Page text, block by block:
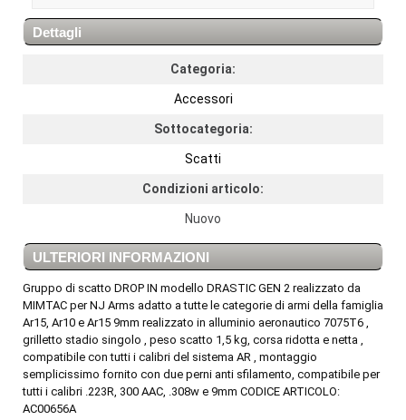
Dettagli
Categoria:
Accessori
Sottocategoria:
Scatti
Condizioni articolo:
Nuovo
ULTERIORI INFORMAZIONI
Gruppo di scatto DROP IN modello DRASTIC GEN 2 realizzato da
MIMTAC per NJ Arms adatto a tutte le categorie di armi della famiglia
Ar15, Ar10 e Ar15 9mm realizzato in alluminio aeronautico 7075T6 ,
grilletto stadio singolo , peso scatto 1,5 kg, corsa ridotta e netta ,
compatibile con tutti i calibri del sistema AR , montaggio
semplicissimo fornito con due perni anti sfilamento, compatibile per
tutti i calibri .223R, 300 AAC, .308w e 9mm CODICE ARTICOLO:
AC00656A